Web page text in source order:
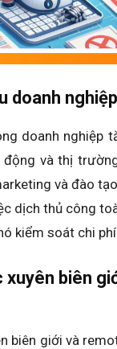
doanh
doanh nghiệp
và thị
và đào
dịch thủ công
kiểm soát chi
xuyên biên
biên giới và